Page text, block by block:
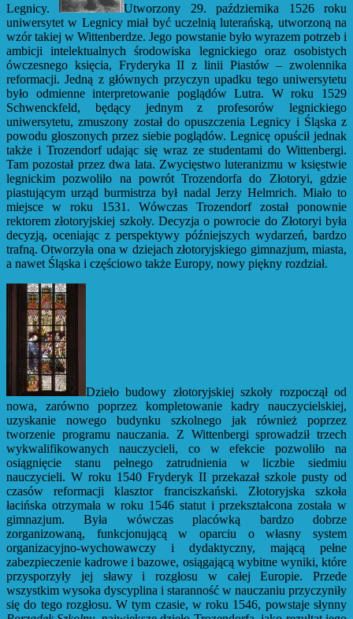
Legnicy.
Utworzony 29. października 1526 roku
uniwersytet w Legnicy miał być uczelnią luterańską, utworzoną na
wzór takiej w Wittenberdze. Jego powstanie było wyrazem potrzeb i
ambicji intelektualnych środowiska legnickiego oraz osobistych
ówczesnego księcia, Fryderyka II z linii Piastów – zwolennika
reformacji. Jedną z głównych przyczyn upadku tego uniwersytetu
było odmienne interpretowanie poglądów Lutra. W roku 1529
Schwenckfeld, będący jednym z profesorów legnickiego
uniwersytetu, zmuszony został do opuszczenia Legnicy i Śląska z
powodu głoszonych przez siebie poglądów. Legnicę opuścił jednak
także i Trozendorf udając się wraz ze studentami do Wittenbergi.
Tam pozostał przez dwa lata. Zwycięstwo luteranizmu w księstwie
legnickim pozwoliło na powrót Trozendorfa do Złotoryi, gdzie
piastującym urząd burmistrza był nadal Jerzy Helmrich. Miało to
miejsce w roku 1531. Wówczas Trozendorf został ponownie
rektorem złotoryjskiej szkoły. Decyzja o powrocie do Złotoryi była
decyzją, oceniając z perspektywy późniejszych wydarzeń, bardzo
trafną. Otworzyła ona w dziejach złotoryjskiego gimnazjum, miasta,
a nawet Śląska i częściowo także Europy, nowy piękny rozdział.
Dzieło budowy złotoryjskiej szkoły rozpoczął od
nowa, zarówno poprzez kompletowanie kadry nauczycielskiej,
uzyskanie nowego budynku szkolnego jak również poprzez
tworzenie programu nauczania. Z Wittenbergi sprowadził trzech
wykwalifikowanych nauczycieli, co w efekcie pozwoliło na
osiągnięcie stanu pełnego zatrudnienia w liczbie siedmiu
nauczycieli. W roku 1540 Fryderyk II przekazał szkole pusty od
czasów reformacji klasztor franciszkański. Złotoryjska szkoła
łacińska otrzymała w roku 1546 statut i przekształcona została w
gimnazjum. Była wówczas placówką bardzo dobrze
zorganizowaną, funkcjonującą w oparciu o własny system
organizacyjno-wychowawczy i dydaktyczny, mającą pełne
zabezpieczenie kadrowe i bazowe, osiągającą wybitne wyniki, które
przysporzyły jej sławy i rozgłosu w całej Europie. Przede
wszystkim wysoka dyscyplina i staranność w nauczaniu przyczyniły
się do tego rozgłosu. W tym czasie, w roku 1546, powstaje słynny